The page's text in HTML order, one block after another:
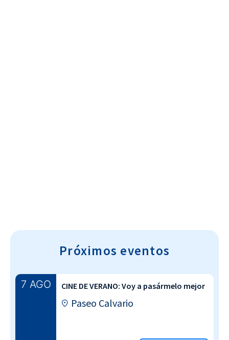
Próximos eventos
7 AGO CINE DE VERANO: Voy a pasármelo mejor
Paseo Calvario